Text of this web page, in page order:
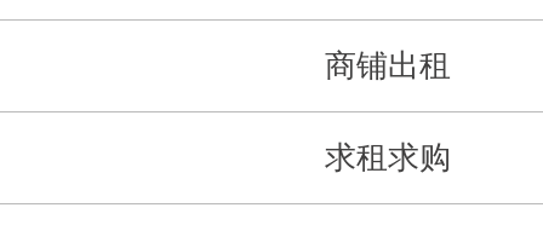
商铺出租
求租求购